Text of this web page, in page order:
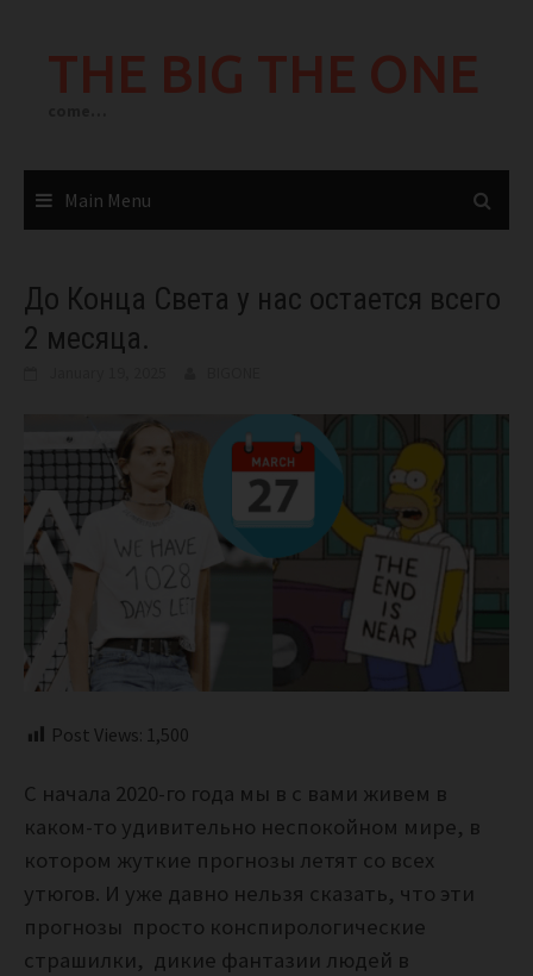
THE BIG THE ONE
Main Menu
До Конца Света у нас остается всего
2 месяца.
Post Views: 1,500
С начала 2020-го года мы в с вами живем в
каком-то удивительно неспокойном мире, в
котором жуткие прогнозы летят со всех
утюгов. И уже давно нельзя сказать, что эти
прогнозы просто конспирологические
страшилки, дикие фантазии людей в